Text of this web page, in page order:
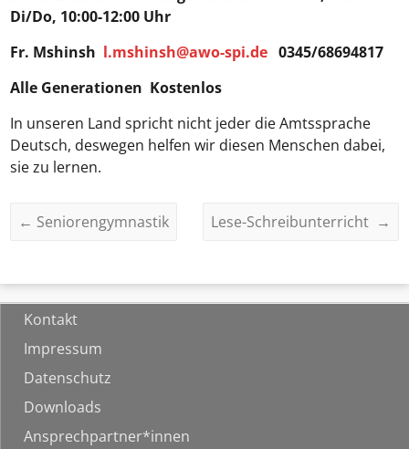
Di/Do, 10:00-12:00 Uhr
Fr. Mshinsh l.mshinsh@awo-spi.de 0345/68694817
Alle Generationen Kostenlos
In unseren Land spricht nicht jeder die Amtssprache
Deutsch, deswegen helfen wir diesen Menschen dabei,
sie zu lernen.
← Seniorengymnastik Lese-Schreibunterricht →
Kontakt
Impressum
Datenschutz
Downloads
Ansprechpartner*innen